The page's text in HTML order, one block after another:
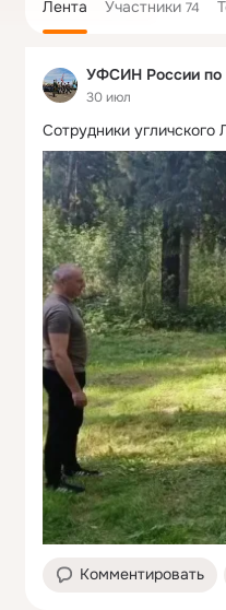
Лента Участники 74
УФСИН России по
30 июл
Сотрудники
Комментировать